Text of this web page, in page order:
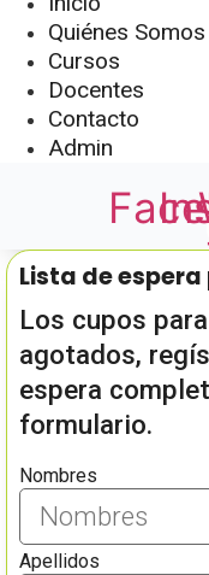
Quiénes Somos
Cursos
Docentes
Contacto
Admin
Lista de
Los cupos
agotados,
espera
formulario.
Nombres
Apellidos